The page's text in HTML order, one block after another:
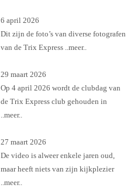
6 april 2026
Dit zijn de foto’s van diverse fotografen
van de Trix Express ..meer..
29 maart 2026
Op 4 april 2026 wordt de clubdag van
de Trix Express club gehouden in
..meer..
27 maart 2026
De video is alweer enkele jaren oud,
maar heeft niets van zijn kijkplezier
..meer..